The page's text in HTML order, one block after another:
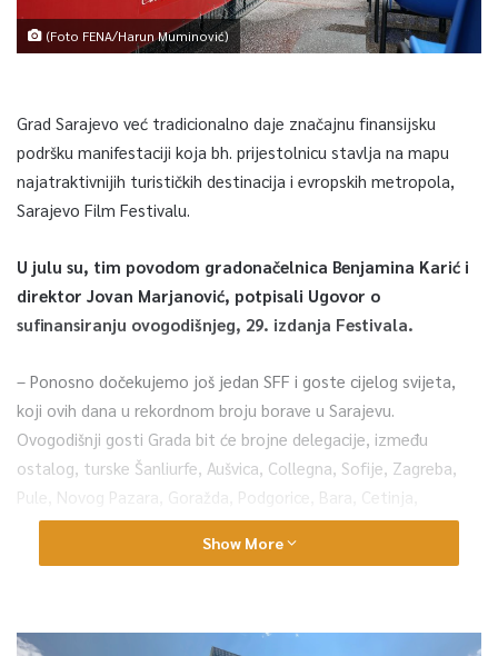
(Foto FENA/Harun Muminović)
Grad Sarajevo već tradicionalno daje značajnu finansijsku
podršku manifestaciji koja bh. prijestolnicu stavlja na mapu
najatraktivnijih turističkih destinacija i evropskih metropola,
Sarajevo Film Festivalu.
U julu su, tim povodom gradonačelnica Benjamina Karić i
direktor Jovan Marjanović, potpisali Ugovor o
sufinansiranju ovogodišnjeg, 29. izdanja Festivala.
– Ponosno dočekujemo još jedan SFF i goste cijelog svijeta,
koji ovih dana u rekordnom broju borave u Sarajevu.
Ovogodišnji gosti Grada bit će brojne delegacije, između
ostalog, turske Šanliurfe, Aušvica, Collegna, Sofije, Zagreba,
Pule, Novog Pazara, Goražda, Podgorice, Bara, Cetinja,
Ogulina… – navode za Fenu iz Grada Sarajevo.
Global Production u kategoriji najboljeg grada filma.
Show More